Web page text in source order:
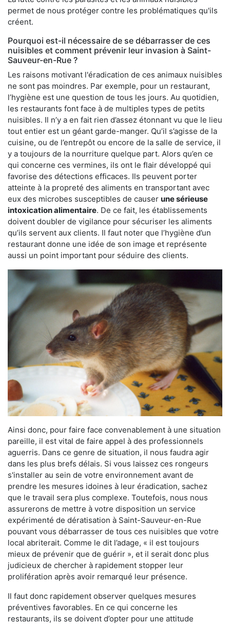
permet de nous protéger contre les problématiques qu'ils
créent.
Pourquoi est-il nécessaire de se débarrasser de ces
nuisibles et comment prévenir leur invasion à Saint-
Sauveur-en-Rue ?
Les raisons motivant l'éradication de ces animaux nuisibles
ne sont pas moindres. Par exemple, pour un restaurant,
l’hygiène est une question de tous les jours. Au quotidien,
les restaurants font face à de multiples types de petits
nuisibles. Il n’y a en fait rien d’assez étonnant vu que le lieu
tout entier est un géant garde-manger. Qu’il s’agisse de la
cuisine, ou de l’entrepôt ou encore de la salle de service, il
y a toujours de la nourriture quelque part. Alors qu’en ce
qui concerne ces vermines, ils ont le flair développé qui
favorise des détections efficaces. Ils peuvent porter
atteinte à la propreté des aliments en transportant avec
eux des microbes susceptibles de causer une sérieuse
intoxication alimentaire. De ce fait, les établissements
doivent doubler de vigilance pour sécuriser les aliments
qu’ils servent aux clients. Il faut noter que l’hygiène d’un
restaurant donne une idée de son image et représente
aussi un point important pour séduire des clients.
Ainsi donc, pour faire face convenablement à une situation
pareille, il est vital de faire appel à des professionnels
aguerris. Dans ce genre de situation, il nous faudra agir
dans les plus brefs délais. Si vous laissez ces rongeurs
s'installer au sein de votre environnement avant de
prendre les mesures idoines à leur éradication, sachez
que le travail sera plus complexe. Toutefois, nous nous
assurerons de mettre à votre disposition un service
expérimenté de dératisation à Saint-Sauveur-en-Rue
pouvant vous débarrasser de tous ces nuisibles que votre
local abriterait. Comme le dit l’adage, « il est toujours
mieux de prévenir que de guérir », et il serait donc plus
judicieux de chercher à rapidement stopper leur
prolifération après avoir remarqué leur présence.
Il faut donc rapidement observer quelques mesures
préventives favorables. En ce qui concerne les
restaurants, ils se doivent d’opter pour une attitude